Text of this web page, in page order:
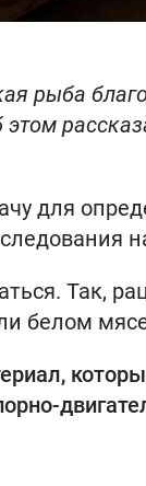
рыба
для
Так,
белом